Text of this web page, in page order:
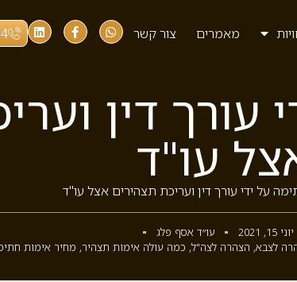
מאמרים צור קשר
דין
עו"ד
על ידי עורך דין ועריכת תצהירים אצל עו"ד
יוני 15, 2021
עו״ד אסף פלג
לצבא, הצהרה לצה"ל, כמה עולה אימות תצהיר, מחיר אימות